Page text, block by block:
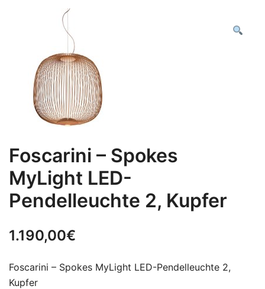
Foscarini – Spokes
MyLight LED-
Pendelleuchte 2, Kupfer
1.190,00€
Foscarini – Spokes MyLight LED-Pendelleuchte 2,
Kupfer